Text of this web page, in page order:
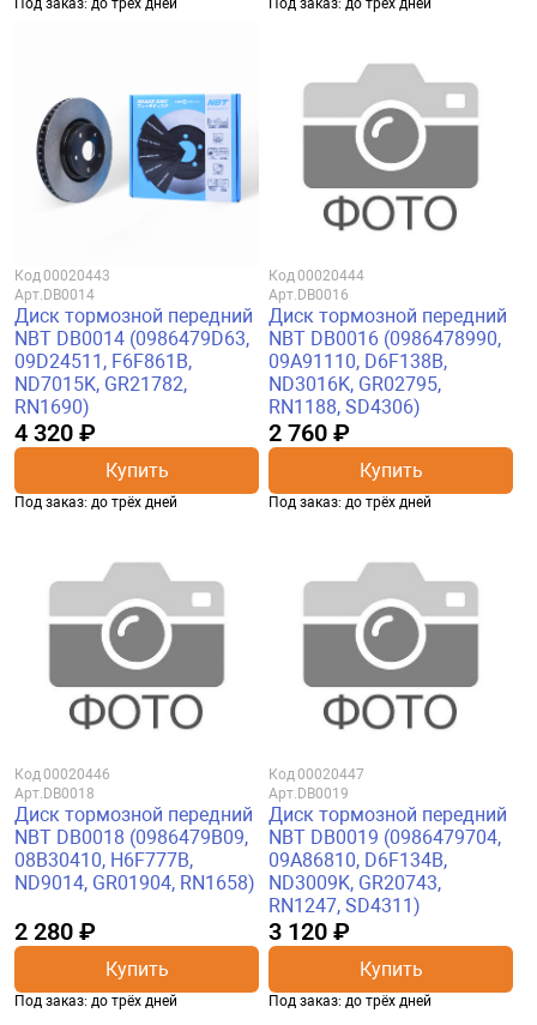
Под заказ: до трёх дней Под заказ: до трёх дней
Код00020443
Арт. DB0014
Диск тормозной передний
NBT DB0014 (0986479D63,
09D24511, F6F861B,
ND7015K, GR21782,
RN1690)
4 320 ₽
Купить
Под заказ: до трёх дней
Код00020444
Арт. DB0016
Диск тормозной передний
NBT DB0016 (0986478990,
09A91110, D6F138B,
ND3016K, GR02795,
RN1188, SD4306)
2 760 ₽
Купить
Под заказ: до трёх дней
Код00020446
Арт. DB0018
Диск тормозной передний
NBT DB0018 (0986479B09,
08B30410, H6F777B,
ND9014, GR01904, RN1658)
2 280 ₽
Купить
Под заказ: до трёх дней
Код00020447
Арт. DB0019
Диск тормозной передний
NBT DB0019 (0986479704,
09A86810, D6F134B,
ND3009K, GR20743,
RN1247, SD4311)
3 120 ₽
Купить
Под заказ: до трёх дней